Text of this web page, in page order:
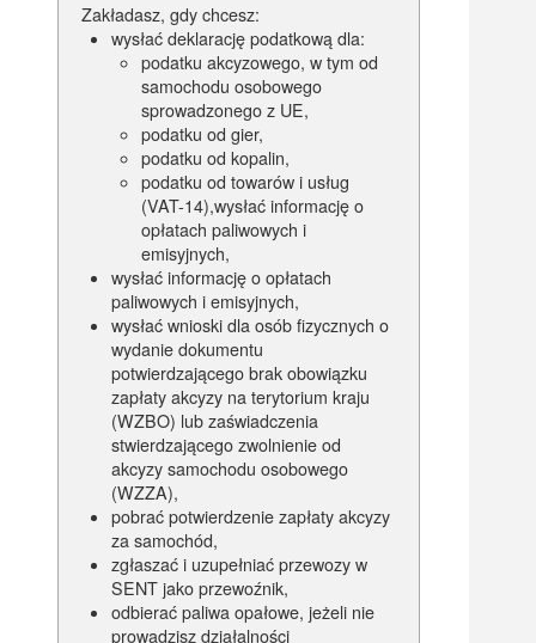
Zakładasz, gdy chcesz:
wysłać deklarację podatkową dla:
podatku akcyzowego, w tym od
samochodu osobowego
sprowadzonego z UE,
podatku od gier,
podatku od kopalin,
podatku od towarów i usług
(VAT-14),wysłać informację o
opłatach paliwowych i
emisyjnych,
wysłać informację o opłatach
paliwowych i emisyjnych,
wysłać wnioski dla osób fizycznych o
wydanie dokumentu
potwierdzającego brak obowiązku
zapłaty akcyzy na terytorium kraju
(WZBO) lub zaświadczenia
stwierdzającego zwolnienie od
akcyzy samochodu osobowego
(WZZA),
pobrać potwierdzenie zapłaty akcyzy
za samochód,
zgłaszać i uzupełniać przewozy w
SENT jako przewoźnik,
odbierać paliwa opałowe, jeżeli nie
prowadzisz działalności